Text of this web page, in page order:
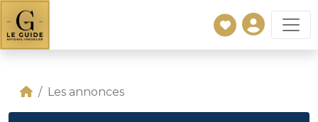
Les annonces